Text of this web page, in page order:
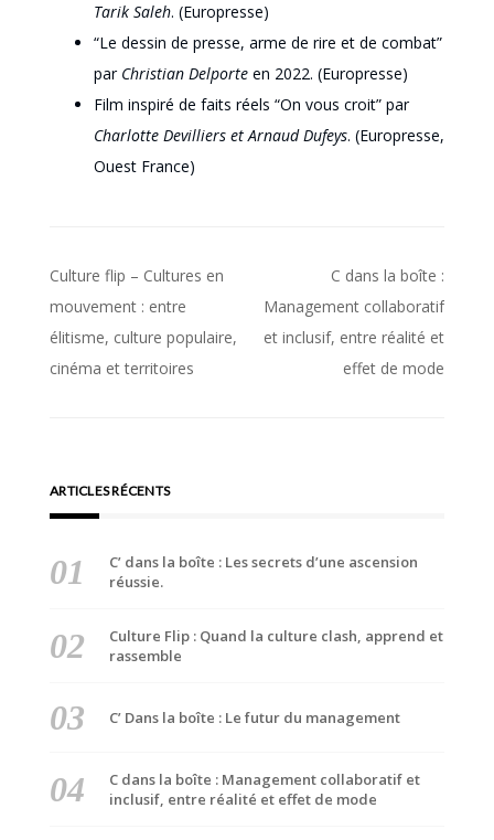
Tarik Saleh. (Europresse)
“Le dessin de presse, arme de rire et de combat”
par Christian Delporte en 2022. (Europresse)
Film inspiré de faits réels “On vous croit” par
Charlotte Devilliers et Arnaud Dufeys. (Europresse,
Ouest France)
Navigation
de
l’article
Culture flip – Cultures en
mouvement : entre
élitisme, culture populaire,
cinéma et territoires
C dans la boîte :
Management collaboratif
et inclusif, entre réalité et
effet de mode
ARTICLES RÉCENTS
C’ dans la boîte : Les secrets d’une ascension
réussie.
Culture Flip : Quand la culture clash, apprend et
rassemble
C’ Dans la boîte : Le futur du management
C dans la boîte : Management collaboratif et
inclusif, entre réalité et effet de mode